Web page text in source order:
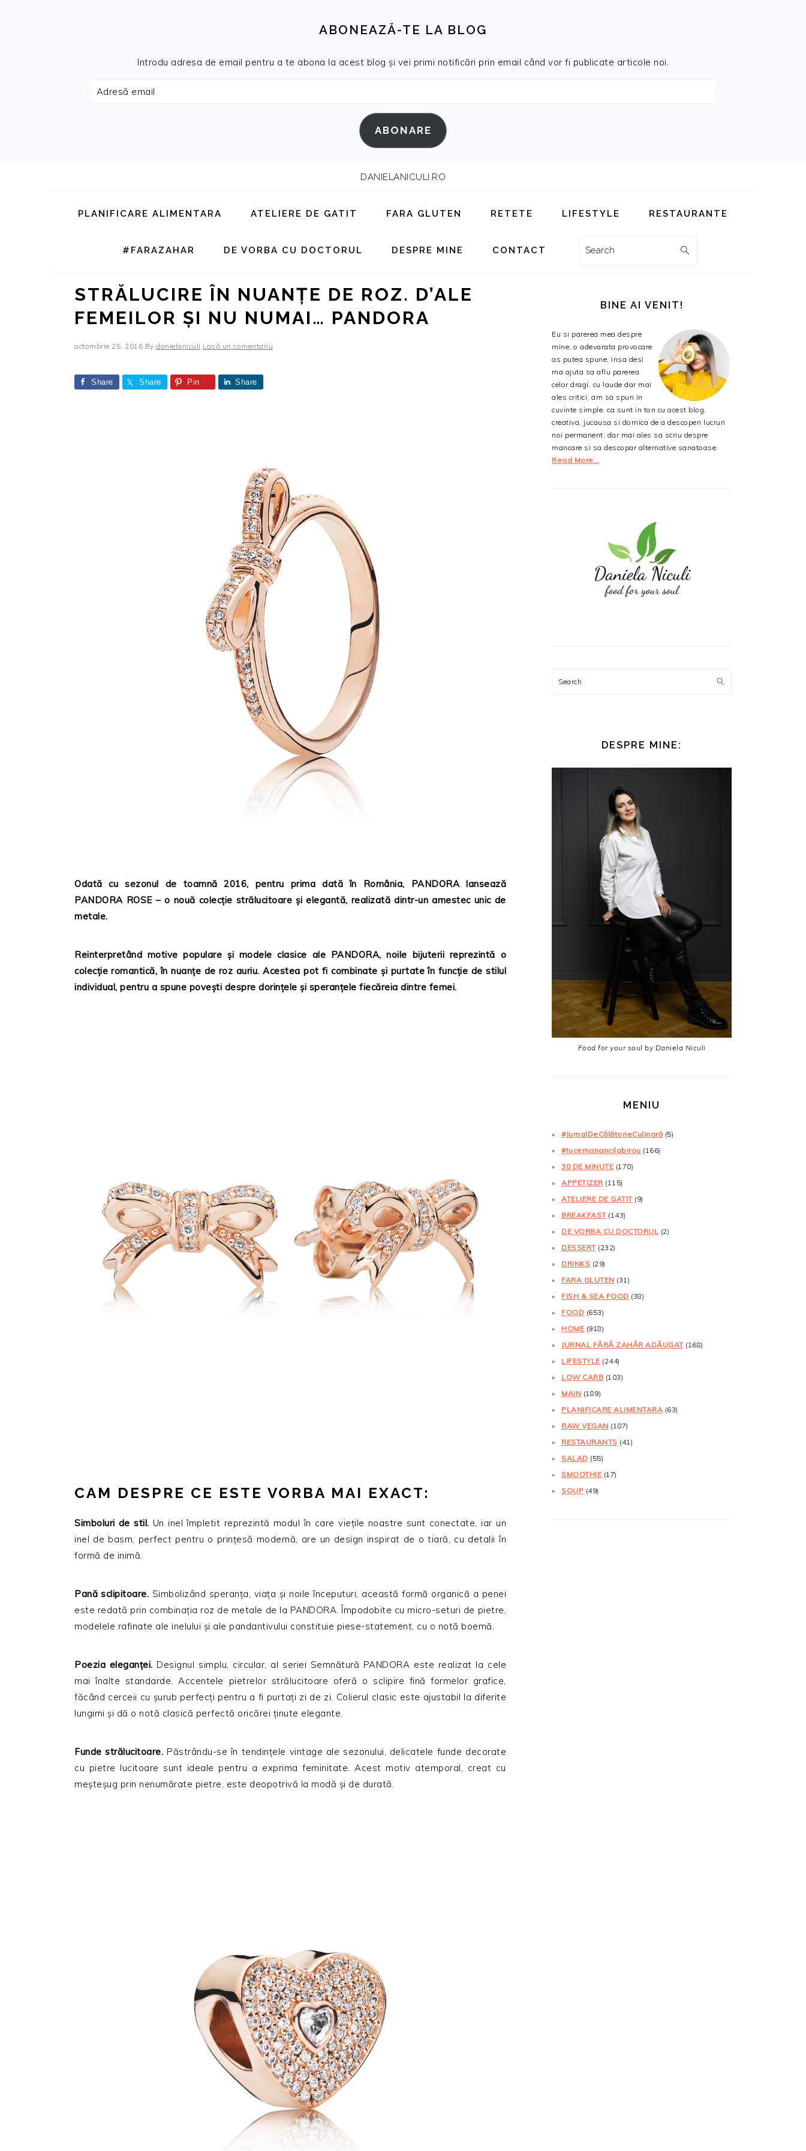
ABONEAZĂ-TE LA BLOG
Introdu adresa de email pentru a te abona la acest blog și vei primi notificări prin email când vor fi publicate articole noi.
Adresă
ABONARE
DANIELANICULI.RO
PLANIFICARE ALIMENTARA ATELIERE DE GATIT FARA GLUTEN RETETE LIFESTYLE RESTAURANTE
#FARAZAHAR DE VORBA CU DOCTORUL DESPRE MINE CONTACT Search
STRĂLUCIRE ÎN NUANȚE DE ROZ. D’ALE
FEMEILOR ȘI NU NUMAI… PANDORA
octombrie 25, 2016 By danielaniculi Lasă un comentariu
Share Share Pin Share
Odată cu sezonul de toamnă 2016, pentru prima dată în România, PANDORA lansează
PANDORA ROSE – o nouă colecţie strălucitoare şi elegantă, realizată dintr-un amestec unic de
metale.
Reinterpretând motive populare şi modele clasice ale PANDORA, noile bijuterii reprezintă o
colecţie romantică, în nuanţe de roz auriu. Acestea pot fi combinate şi purtate în funcţie de stilul
individual, pentru a spune poveşti despre dorinţele şi speranţele fiecăreia dintre femei.
CAM DESPRE CE ESTE VORBA MAI EXACT:
Simboluri de stil. Un inel împletit reprezintă modul în care vieţile noastre sunt conectate, iar un
inel de basm, perfect pentru o prinţesă modernă, are un design inspirat de o tiară, cu detalii în
formă de inimă.
Pană sclipitoare. Simbolizând speranţa, viaţa şi noile începuturi, această formă organică a penei
este redată prin combinaţia roz de metale de la PANDORA. Împodobite cu micro-seturi de pietre,
modelele rafinate ale inelului şi ale pandantivului constituie piese-statement, cu o notă boemă.
Poezia eleganţei. Designul simplu, circular, al seriei Semnătură PANDORA este realizat la cele
mai înalte standarde. Accentele pietrelor strălucitoare oferă o sclipire fină formelor grafice,
făcând cerceii cu şurub perfecţi pentru a fi purtaţi zi de zi. Colierul clasic este ajustabil la diferite
lungimi şi dă o notă clasică perfectă oricărei ţinute elegante.
Funde strălucitoare. Păstrându-se în tendinţele vintage ale sezonului, delicatele funde decorate
cu pietre lucitoare sunt ideale pentru a exprima feminitate. Acest motiv atemporal, creat cu
meşteşug prin nenumărate pietre, este deopotrivă la modă şi de durată.
PRINCIPALĂBINE AI VENIT!
Eu si parerea mea despre
mine, o adevarata provocare
as putea spune, insa desi
ma ajuta sa aflu parerea
celor dragi, cu laude dar mai
ales critici, am sa spun in
cuvinte simple, ca sunt in ton cu acest blog,
creativa, jucausa si dornica de a descoperi lucruri
noi permanent, dar mai ales sa scriu despre
mancare si sa descopar alternative sanatoase.
Read More…
Search
DESPRE MINE:
Food for your soul by Daniela Niculi
MENIU
#JurnalDeCălătorieCulinară (5)
#tucemanancilabirou (166)
30 DE MINUTE (170)
APPETIZER (115)
ATELIERE DE GATIT(9)
BREAKFAST(143)
DE VORBA CU DOCTORUL (2)
DESSERT(232)
DRINKS (29)
FARA GLUTEN (31)
FISH & SEA FOOD (38)
FOOD (653)
HOME (918)
JURNAL FĂRĂ ZAHĂR ADĂUGAT(168)
LIFESTYLE (244)
LOW CARB (103)
MAIN (189)
PLANIFICARE ALIMENTARA (63)
RAW VEGAN (107)
RESTAURANTS (41)
SALAD (55)
SMOOTHIE (17)
SOUP (49)